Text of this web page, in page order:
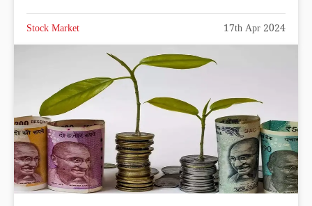
Stock Market 17th Apr 2024